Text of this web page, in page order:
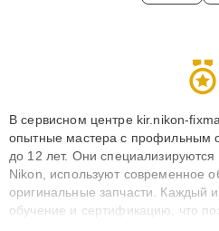
В сервисном центре kir.nikon-
опытные мастера с профильным
до 12 лет. Они
Nikon, используют современное
оригинальные запчасти. Каждый
обучение и сертификацию, что